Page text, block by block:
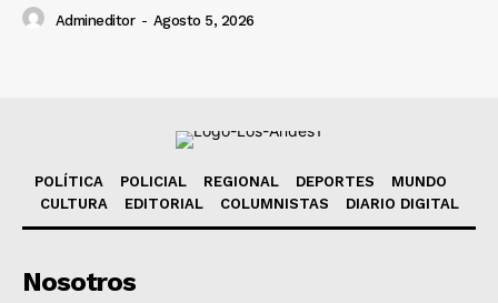
Admineditor - Agosto 5, 2026
POLÍTICA POLICIAL REGIONAL DEPORTES
MUNDO
CULTURA
EDITORIAL COLUMNISTAS DIARIO DIGITAL
Nosotros